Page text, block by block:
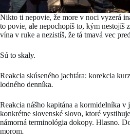
Nikto ti nepovie, že more v noci vyzerá
to povie, ale nepochopíš to, kým nestojíš
vína v ruke a nezistíš, že tá tmavá vec
Sú to skaly.
Reakcia skúseného jachtára: korekcia
lodného denníka.
Reakcia nášho kapitána a kormidelníka v
konkrétne slovenské slovo, ktoré
námorná terminológia dokopy. Hlasno.
morom.